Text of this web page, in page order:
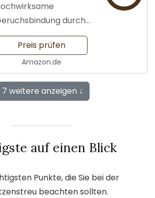
durch
Preis prüfen
Amazon.de
7 weitere anzeigen ↓
auf einen Blick
Punkte, die Sie bei der
beachten sollten.